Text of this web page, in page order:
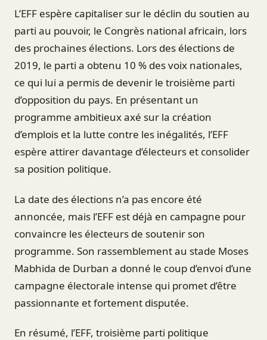
L’EFF espère capitaliser sur le déclin du soutien au
parti au pouvoir, le Congrès national africain, lors
des prochaines élections. Lors des élections de
2019, le parti a obtenu 10 % des voix nationales,
ce qui lui a permis de devenir le troisième parti
d’opposition du pays. En présentant un
programme ambitieux axé sur la création
d’emplois et la lutte contre les inégalités, l’EFF
espère attirer davantage d’électeurs et consolider
sa position politique.
La date des élections n’a pas encore été
annoncée, mais l’EFF est déjà en campagne pour
convaincre les électeurs de soutenir son
programme. Son rassemblement au stade Moses
Mabhida de Durban a donné le coup d’envoi d’une
campagne électorale intense qui promet d’être
passionnante et fortement disputée.
En résumé, l’EFF, troisième parti politique